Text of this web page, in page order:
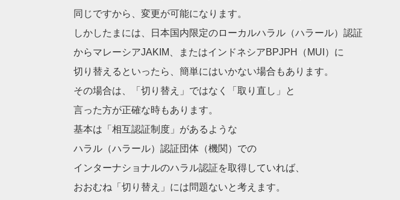
同じですから、変更が可能になります。
しかしたまには、日本国内限定のローカルハラル（ハラール）認証
からマレーシアJAKIM、またはインドネシアBPJPH（MU I）に
切り替えるといったら、簡単にはいかない場合もあります。
その場合は、「切り替え」ではなく「取り直し」と
言った方が正確な時もあります。
基本は「相互認証制度」があるような
ハラル（ハラール）認証団体（機関）での
インターナショナルのハラル認証を取得していれば、
おおむね「切り替え」には問題ないと考えます。